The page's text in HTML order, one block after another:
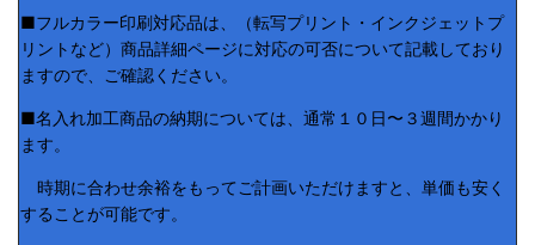
■フルカラー印刷対応品は、（転写プリント・インクジェットプ
リントなど）商品詳細ページに対応の可否について記載しており
ますので、ご確認ください。
■名入れ加工商品の納期については、通常１０日〜３週間かかり
ます。
時期に合わせ余裕をもってご計画いただけますと、単価も安く
することが可能です。